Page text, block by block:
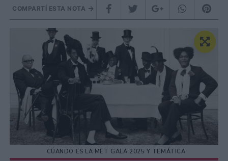
COMPARTÍ ESTA NOTA
CÚANDO ES LA MET GALA 2025 Y TEMÁTICA